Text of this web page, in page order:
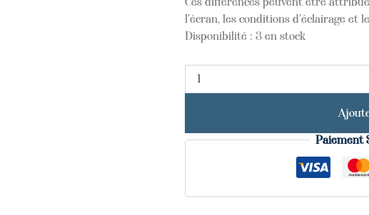
l'écran, les conditions d'éclairage et
Disponibilité : 3 en stock
Paiement